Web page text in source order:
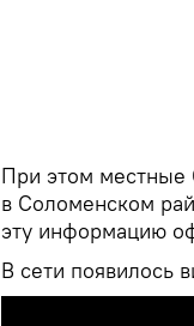
При этом местные
в Соломенском
эту информацию
В сети появилось